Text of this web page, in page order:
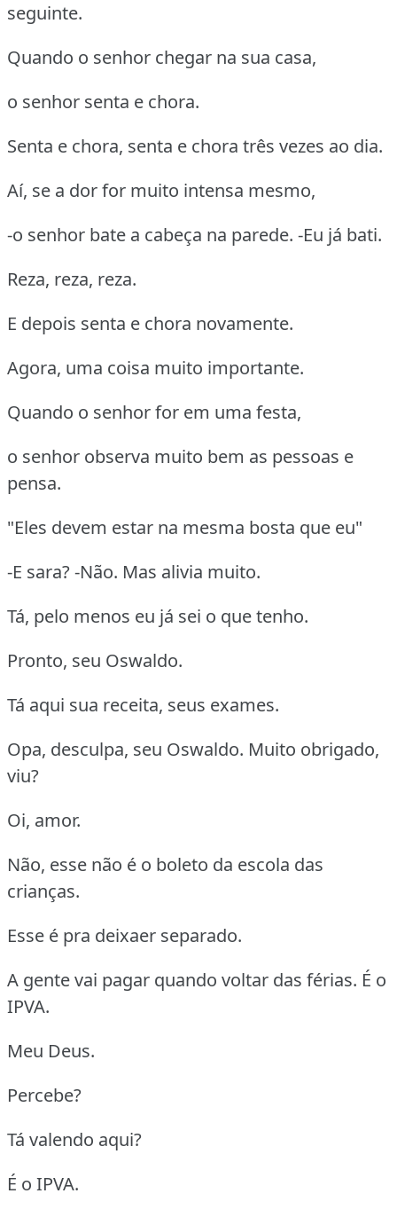
seguinte.
Quando o senhor chegar na sua casa,
o senhor senta e chora.
Senta e chora, senta e chora três vezes ao dia.
Aí, se a dor for muito intensa mesmo,
-o senhor bate a cabeça na parede. -Eu já bati.
Reza, reza, reza.
E depois senta e chora novamente.
Agora, uma coisa muito importante.
Quando o senhor for em uma festa,
o senhor observa muito bem as pessoas e
pensa.
"Eles devem estar na mesma bosta que eu"
-E sara? -Não. Mas alivia muito.
Tá, pelo menos eu já sei o que tenho.
Pronto, seu Oswaldo.
Tá aqui sua receita, seus exames.
Opa, desculpa, seu Oswaldo. Muito obrigado,
viu?
Oi, amor.
Não, esse não é o boleto da escola das
crianças.
Esse é pra deixaer separado.
A gente vai pagar quando voltar das férias. É o
IPVA.
Meu Deus.
Percebe?
Tá valendo aqui?
É o IPVA.